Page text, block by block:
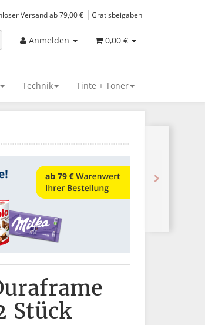
Versand ab 79,00 € Gratisbeigaben
Anmelden 0,00 €
Technik Tinte + Toner
Stück